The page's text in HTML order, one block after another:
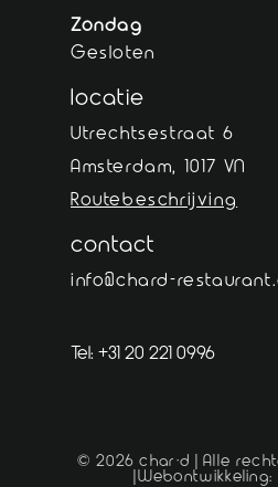
Zondag
Gesloten
locatie
Utrechtsestraat 6
Amsterdam, 1017 VN
Routebeschrijving
contact
info@chard-
Tel: +31 20 221 0996
© 2026 char·d | Alle
|Webontwikkeling: